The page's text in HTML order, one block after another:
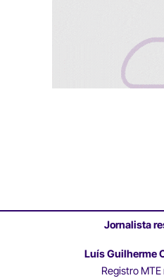
Jornalista
Luís Guilherme
Registro